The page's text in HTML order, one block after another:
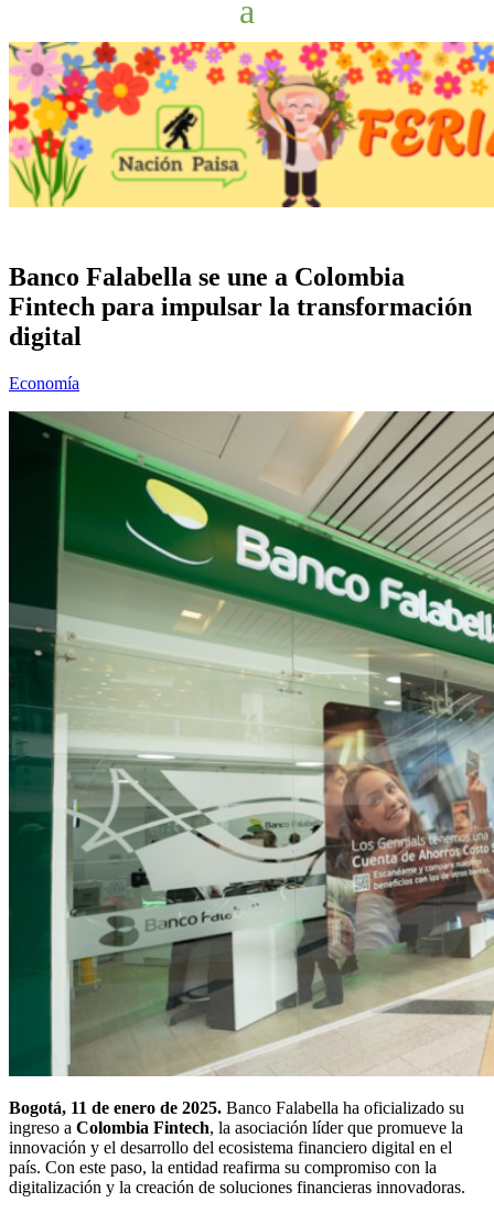
Banco Falabella se une a Colombia
Fintech para impulsar la transformación
digital
Economía
Bogotá, 11 de enero de 2025. Banco Falabella ha oficializado su
ingreso a Colombia Fintech, la asociación líder que promueve la
innovación y el desarrollo del ecosistema financiero digital en el
país. Con este paso, la entidad reafirma su compromiso con la
digitalización y la creación de soluciones financieras innovadoras.